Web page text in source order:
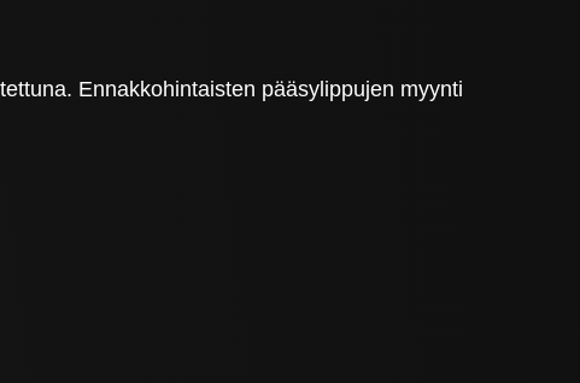
Ennakkohintaisten pääsylippujen myynti